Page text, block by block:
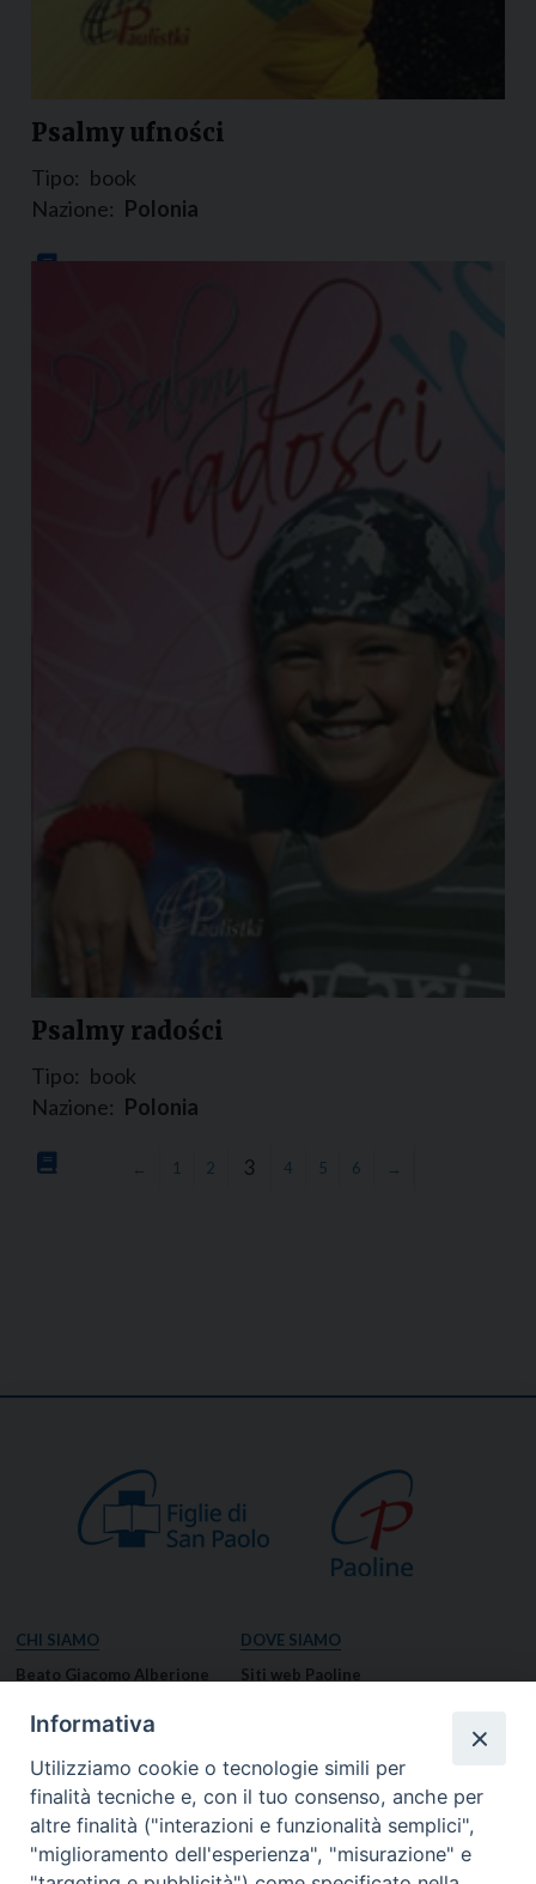
Psalmy ufności
Tipo: book
Nazione: Polonia
Psalmy radości
Tipo: book
Nazione: Polonia
← 1 2 3 4 5 6 →
CHI SIAMO
Beato Giacomo Alberione
Missione Paolina
Luoghi delle Origini
Governo Generale
DOVE SIAMO
Siti web Paoline
Notizie dal governo generale
Notizie in breve
RISORSE
Informativa
Utilizziamo cookie o tecnologie simili per
finalità tecniche e, con il tuo consenso, anche per
altre finalità ("interazioni e funzionalità semplici",
"miglioramento dell'esperienza", "misurazione" e